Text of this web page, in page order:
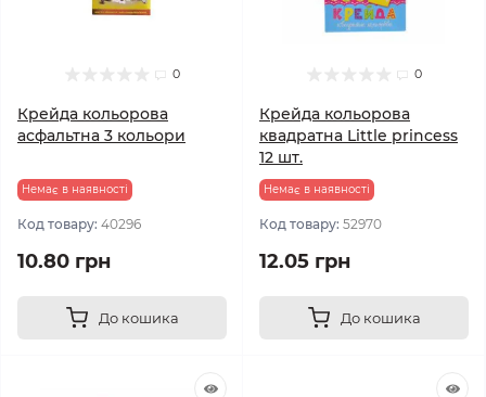
0
Крейда кольорова
асфальтна 3 кольори
Немає в наявності
Код товару: 40296
10.80 грн
До кошика
0
Крейда кольорова
квадратна Little princess
12 шт.
Немає в наявності
Код товару: 52970
12.05 грн
До кошика